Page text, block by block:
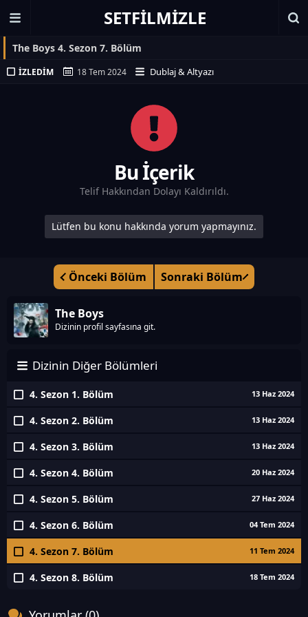
SETFILMIZLE
The Boys 4. Sezon 7. Bölüm
İZLEDIM 18 Tem 2024 Dublaj & Altyazı
Bu İçerik
Telif Hakkından Dolayı Kaldırıldı.
Lütfen bu konu hakkında yorum yapmayınız.
Önceki Bölüm Sonraki Bölüm
The Boys
Dizinin profil sayfasına git.
Dizinin Diğer Bölümleri
4. Sezon 1. Bölüm 13 Haz 2024
4. Sezon 2. Bölüm 13 Haz 2024
4. Sezon 3. Bölüm 13 Haz 2024
4. Sezon 4. Bölüm 20 Haz 2024
4. Sezon 5. Bölüm 27 Haz 2024
4. Sezon 6. Bölüm 04 Tem 2024
4. Sezon 7. Bölüm 11 Tem 2024
4. Sezon 8. Bölüm 18 Tem 2024